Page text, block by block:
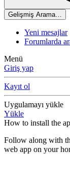
Gelişmiş Arama…
Yeni mesajlar
Forumlarda
Menü
Giriş yap
Kayıt ol
Uygulamayı yükle
Yükle
How to install the
Follow along with
web app on your